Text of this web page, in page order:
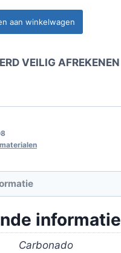
aan winkelwagen
VEILIG AFREKENEN
informatie
Carbonado